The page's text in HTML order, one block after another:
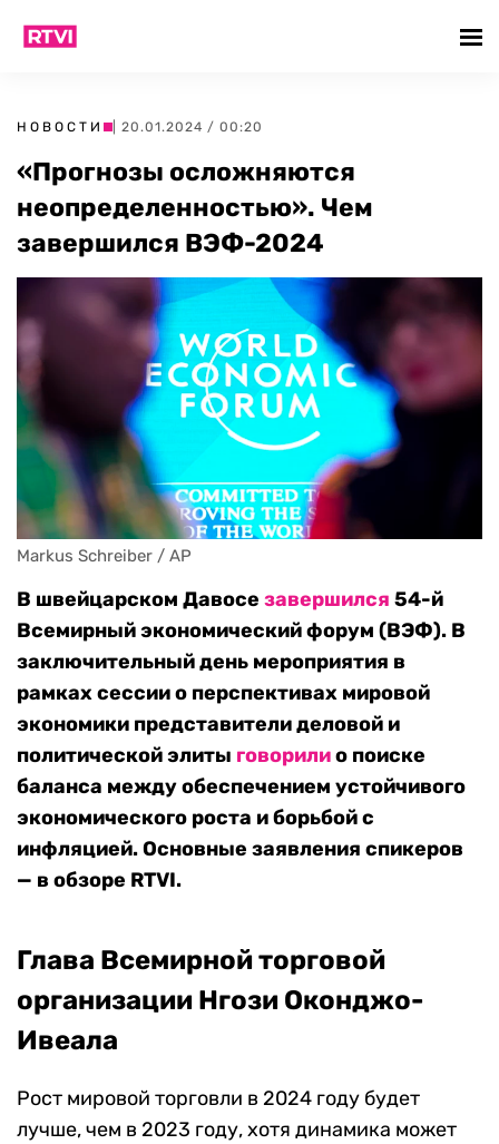
НОВОСТИ | 20.01.2024 / 00:20
«Прогнозы осложняются
неопределенностью». Чем
завершился ВЭФ-2024
Markus Schreiber / AP
В швейцарском Давосе завершился 54-й
Всемирный экономический форум (ВЭФ). В
заключительный день мероприятия в
рамках сессии о перспективах мировой
экономики представители деловой и
политической элиты говорилио поиске
баланса между обеспечением устойчивого
экономического роста и борьбой с
инфляцией. Основные заявления спикеров
— в обзоре RTVI.
Глава Всемирной торговой
организации Нгози Оконджо-
Ивеала
Рост мировой торговли в 2024 году будет
лучше, чем в 2023 году, хотя динамика может